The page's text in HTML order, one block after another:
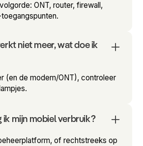
ONT, router, firewall,
niet meer, wat doe ik
(en de modem/ONT), controleer
ik mijn mobiel verbruik?
of rechtstreeks op